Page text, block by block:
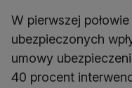
W pierwszej
ubezpieczonych
umowy
40 procent